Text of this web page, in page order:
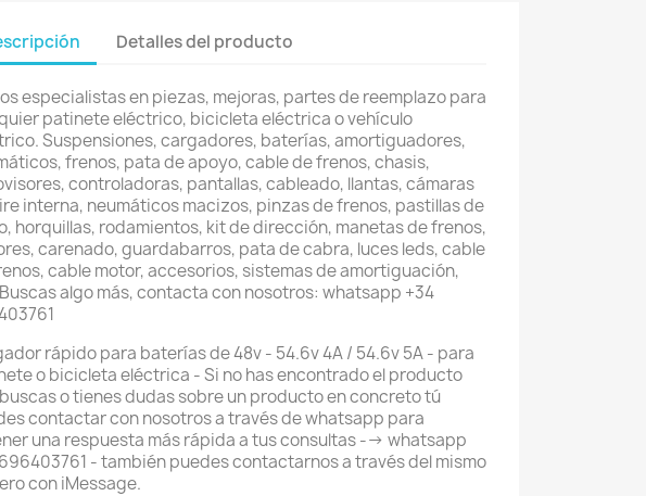
Detalles del producto
especialistas en piezas, mejoras, partes de reemplazo para
patinete eléctrico, bicicleta eléctrica o vehículo
Suspensiones, cargadores, baterías, amortiguadores,
frenos, pata de apoyo, cable de frenos, chasis,
controladoras, pantallas, cableado, llantas, cámaras
interna, neumáticos macizos, pinzas de frenos, pastillas de
horquillas, rodamientos, kit de dirección, manetas de frenos,
carenado, guardabarros, pata de cabra, luces leds, cable
cable motor, accesorios, sistemas de amortiguación,
algo más, contacta con nosotros: whatsapp +34
rápido para baterías de 48v - 54.6v 4A / 54.6v 5A - para
o bicicleta eléctrica - Si no has encontrado el producto
o tienes dudas sobre un producto en concreto tú
contactar con nosotros a través de whatsapp para
una respuesta más rápida a tus consultas --> whatsapp
- también puedes contactarnos a través del mismo
con iMessage.